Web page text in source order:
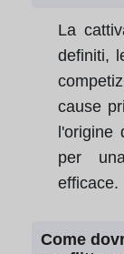
La
definiti,
cause
per
efficace.
Come